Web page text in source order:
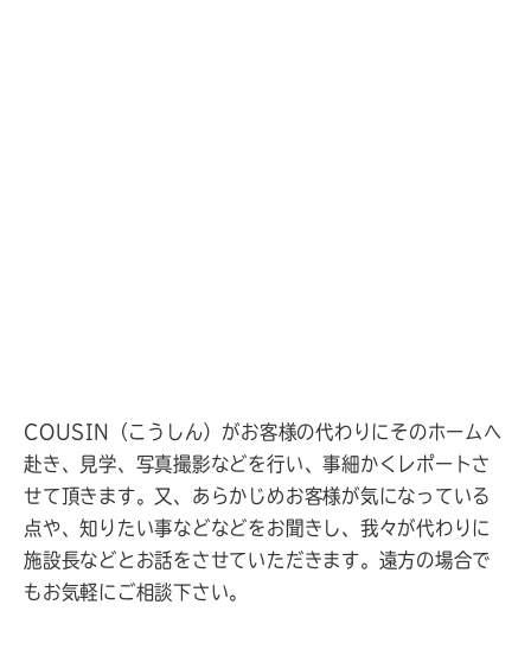
COUSIN（こうしん）がお客様の代わりにそのホームへ
赴き、見学、写真撮影などを行い、事細かくレポートさ
せて頂きます。又、あらかじめお客様が気になっている
点や、知りたい事などなどをお聞きし、我々が代わりに
施設長などとお話をさせていただきます。遠方の場合で
もお気軽にご相談下さい。